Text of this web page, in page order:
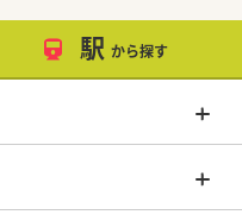
駅 から探す